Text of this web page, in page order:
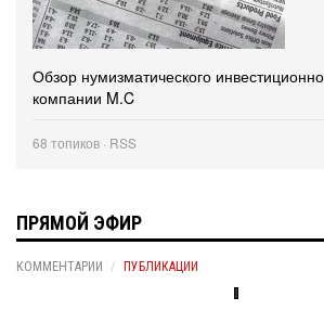
Обзор нумизматического
компании M.C
68 топиков · RSS
ПРЯМОЙ ЭФИР
КОММЕНТАРИИ ПУБЛИКАЦИИ